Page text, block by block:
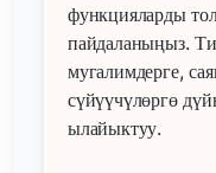
функцияларды
пайдаланыңыз.
мугалимдерге,
сүйүүчүлөргө
ылайыктуу.